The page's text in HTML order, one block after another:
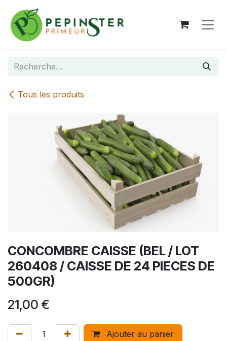
Se rendre au contenu
Tous les produits
CONCOMBRE CAISSE (BEL / LOT
260408 / CAISSE DE 24 PIECES DE
500GR)
21,00 €
Ajouter au panier